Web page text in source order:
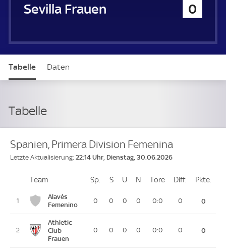
FC Sevilla Frauen
0
Tabelle Daten
Tabelle
Spanien, Primera Division Femenina
Letzte Aktualisierung: 22:14 Uhr, Dienstag, 30.06.2026
PlatzTeam Sp. Spiele
SSiege
U Unentschieden
N Niederlagen
Tore ToreDiff. Differenz
Pkte.
1
Alavés
Femenino
0 0 0 0 0:0 0 0
2
Athletic
Club
Frauen
0 0 0 0 0:0 0 0